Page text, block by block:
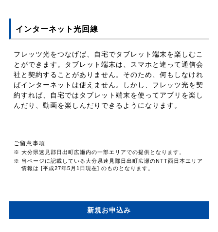
インターネット光回線
フレッツ光をつなげば、自宅でタブレット端末を楽しむこ
とができます。タブレット端末は、スマホと違って通信会
社と契約することがありません。そのため、何もしなけれ
ばインターネットは使えません。しかし、フレッツ光を契
約すれば、自宅ではタブレット端末を使ってアプリを楽し
んだり、動画を楽しんだりできるようになります。
ご留意事項
※ 大分県速見郡日出町広瀬内の一部エリアでの提供となります。
※ 当ページに記載している大分県速見郡日出町広瀬のNTT西日本エリア
情報は [平成27年5月1日現在] のものとなります。
新規お申込み